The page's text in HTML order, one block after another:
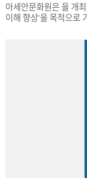
아세안문화원은 을 개
이해 향상’을 목적으로
활용하고자 한다. 공
학생활동지, 수업자료
교육 콘텐츠, 사회, 문
중심 교육 콘텐츠, 아
콘텐츠와 교실수업, 동
실제 운영사례 등이 권
가능하다. 이번 공모전
있는 초등학교 교사,
요강은 아세안문화원